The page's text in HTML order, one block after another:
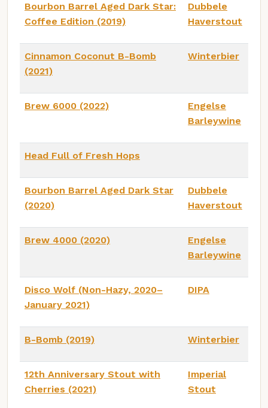
Bourbon Barrel Aged Dark Star:
Coffee Edition (2019)
Dubbele
Haverstout
Cinnamon Coconut B-Bomb
(2021)
Winterbier
Brew 6000 (2022)
Engelse
Barleywine
Head Full of Fresh Hops
Bourbon Barrel Aged Dark Star
(2020)
Dubbele
Haverstout
Brew 4000 (2020)
Engelse
Barleywine
Disco Wolf (Non-Hazy, 2020–
January 2021)
DIPA
B-Bomb (2019) Winterbier
12th Anniversary Stout with
Cherries (2021)
Imperial
Stout